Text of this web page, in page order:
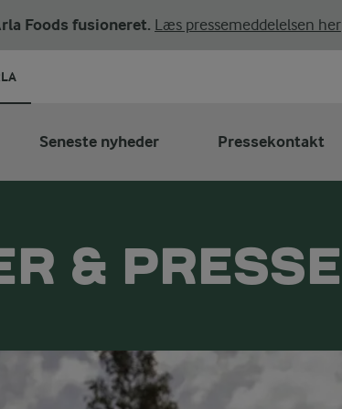
Foods fusioneret. Læs pressemeddelelsen her
Seneste nyheder Pressekontakt
& PRESSE